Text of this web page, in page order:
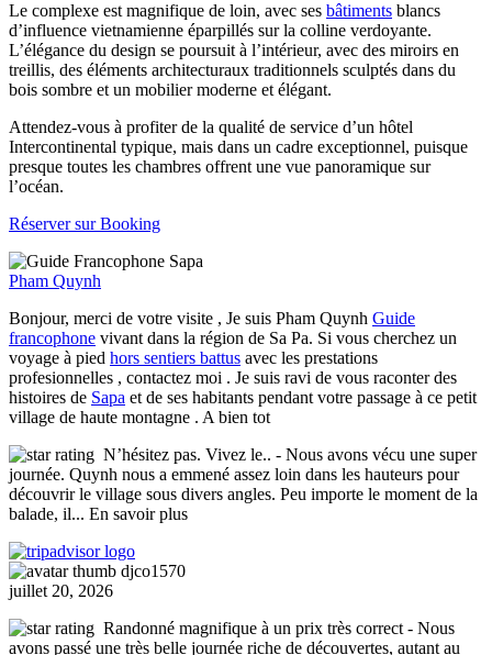
Le complexe est magnifique de loin, avec ses bâtiments blancs
d’influence vietnamienne éparpillés sur la colline verdoyante.
L’élégance du design se poursuit à l’intérieur, avec des miroirs en
treillis, des éléments architecturaux traditionnels sculptés dans du
bois sombre et un mobilier moderne et élégant.
Attendez-vous à profiter de la qualité de service d’un hôtel
Intercontinental typique, mais dans un cadre exceptionnel, puisque
presque toutes les chambres offrent une vue panoramique sur
l’océan.
Réserver sur Booking
Pham Quynh
Bonjour, merci de votre visite , Je suis Pham Quynh Guide
francophone vivant dans la région de Sa Pa. Si vous cherchez un
voyage à pied hors sentiers battus avec les prestations
profesionnelles , contactez moi . Je suis ravi de vous raconter des
histoires de Sapa et de ses habitants pendant votre passage à ce petit
village de haute montagne . A bien tot
N’hésitez pas. Vivez le.. - Nous avons vécu une super
journée. Quynh nous a emmené assez loin dans les hauteurs pour
découvrir le village sous divers angles. Peu importe le moment de la
balade, il... En savoir plus
djco1570
juillet 20, 2026
Randonné magnifique à un prix très correct - Nous
avons passé une très belle journée riche de découvertes, autant au